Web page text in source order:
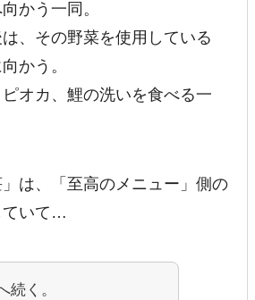
かう一同。
、その野菜を使用している
かう。
オカ、鯉の洗いを食べる一
は、「至高のメニュー」側の
ていて…
続く。